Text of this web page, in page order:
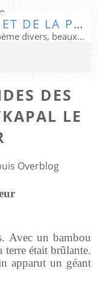
LE MONDE DE LA PHILO ET DE LA POÉSIE
Extraits de livres lus, poèmes perso, poème divers, beaux textes...
DES
LE
Overblog
Avec un bambou
était brûlante.
apparut un géant